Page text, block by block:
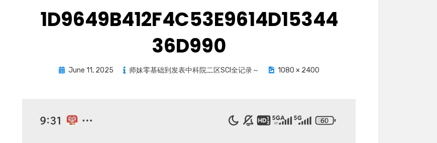
1D9649B412F4C53E9614D15344
36D990
Posted
June 11, 2025 师妹零基础到发表中科院二区SCI全记录～ 1080 × 2400